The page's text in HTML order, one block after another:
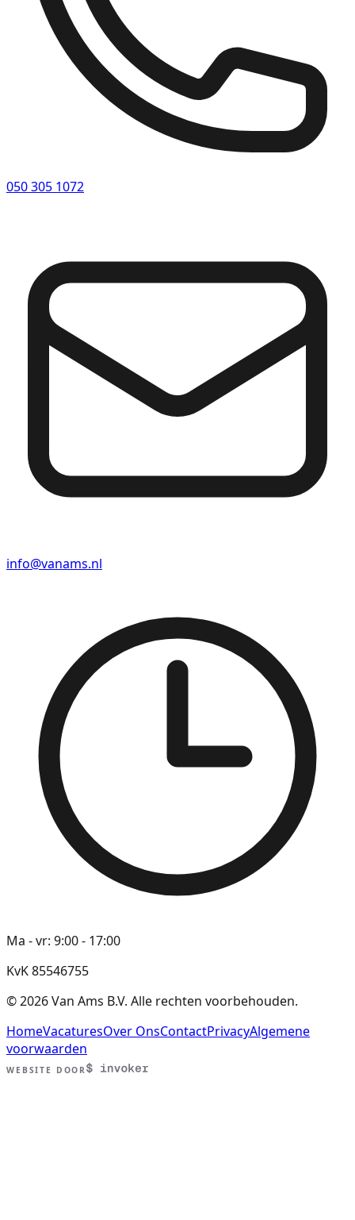
050 305 1072
info@vanams.nl
Ma - vr: 9:00 - 17:00
KvK 85546755
©2026Van Ams B.V. Alle rechten voorbehouden.
HomeVacaturesOver OnsContactPrivacyAlgemene
voorwaarden
WEBSITE DOOR